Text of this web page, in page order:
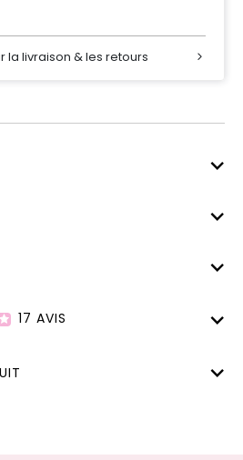
la livraison & les retours
17 AVIS